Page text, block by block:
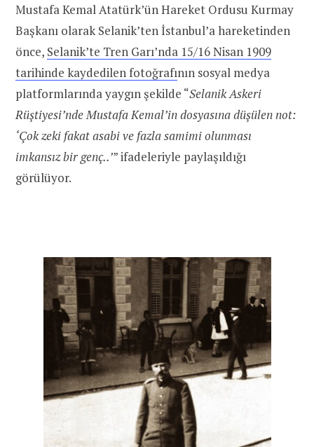
Mustafa Kemal Atatürk’ün Hareket Ordusu Kurmay
Başkanı olarak Selanik’ten İstanbul’a hareketinden
önce, Selanik’te Tren Garı’nda 15/16 Nisan 1909
tarihinde kaydedilen fotoğrafının sosyal medya
platformlarında yaygın şekilde “Selanik Askeri
Rüştiyesi’nde Mustafa Kemal’in dosyasına düşülen not:
‘Çok zeki fakat asabi ve fazla samimi olunması
imkansız bir genç..’” ifadeleriyle paylaşıldığı
görülüyor.